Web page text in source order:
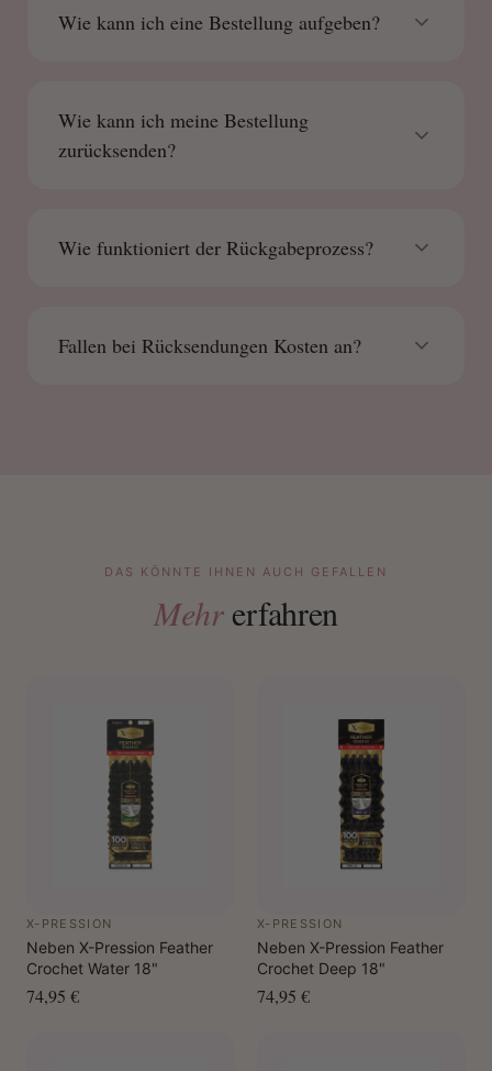
Wie kann ich eine Bestellung aufgeben?
Wie kann ich meine Bestellung
zurücksenden?
Wie funktioniert der Rückgabeprozess?
Fallen bei Rücksendungen Kosten an?
DAS KÖNNTE IHNEN AUCH GEFALLEN
Mehrerfahren
X-PRESSION
Neben X-Pression Feather
Crochet Water 18"
74,95 €
X-PRESSION
Neben X-Pression Feather
Crochet Deep 18"
74,95 €